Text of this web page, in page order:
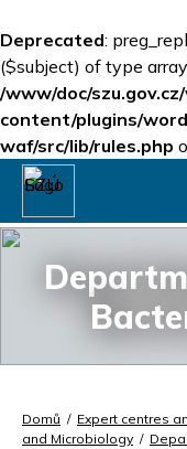
Deprecated:
($subject) of type
/www/doc/
content/plugins/
waf/src/lib/rules.php
Domů / Expert centres
and Microbiology /